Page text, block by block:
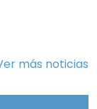
más noticias